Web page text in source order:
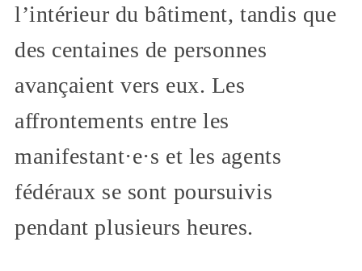
l’intérieur du bâtiment, tandis que
des centaines de personnes
avançaient vers eux. Les
affrontements entre les
manifestant·e·s et les agents
fédéraux se sont poursuivis
pendant plusieurs heures.